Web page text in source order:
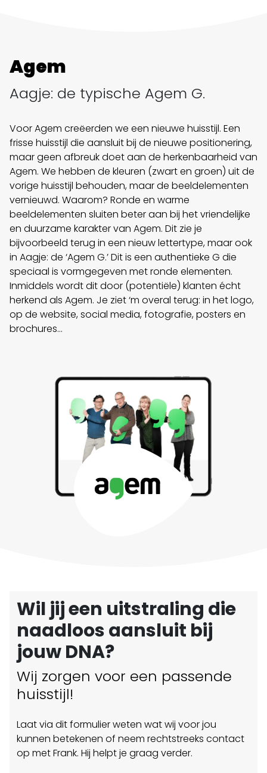
Agem
Aagje: de typische Agem G.
Voor Agem creëerden we een nieuwe huisstijl. Een
frisse huisstijl die aansluit bij de nieuwe positionering,
maar geen afbreuk doet aan de herkenbaarheid van
Agem. We hebben de kleuren (zwart en groen) uit de
vorige huisstijl behouden, maar de beeldelementen
vernieuwd. Waarom? Ronde en warme
beeldelementen sluiten beter aan bij het vriendelijke
en duurzame karakter van Agem. Dit zie je
bijvoorbeeld terug in een nieuw lettertype, maar ook
in Aagje: de ‘Agem G.’ Dit is een authentieke G die
speciaal is vormgegeven met ronde elementen.
Inmiddels wordt dit door (potentiële) klanten écht
herkend als Agem. Je ziet ‘m overal terug: in het logo,
op de website, social media, fotografie, posters en
brochures…
Wil jij een uitstraling die
naadloos aansluit bij
jouw DNA?
Wij zorgen voor een passende
huisstijl!
Laat via dit formulier weten wat wij voor jou
kunnen betekenen of neem rechtstreeks contact
op met Frank. Hij helpt je graag verder.